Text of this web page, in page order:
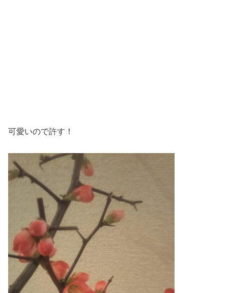
可愛いので許す！